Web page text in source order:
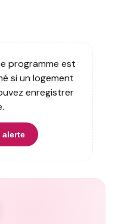
programme est
si un logement
enregistrer
alerte